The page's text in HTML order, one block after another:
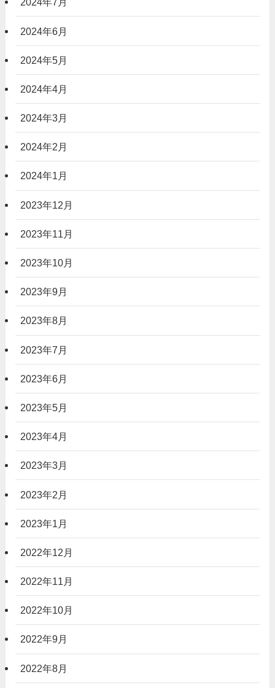
2024年6月
2024年5月
2024年4月
2024年3月
2024年2月
2024年1月
2023年12月
2023年11月
2023年10月
2023年9月
2023年8月
2023年7月
2023年6月
2023年5月
2023年4月
2023年3月
2023年2月
2023年1月
2022年12月
2022年11月
2022年10月
2022年9月
2022年8月